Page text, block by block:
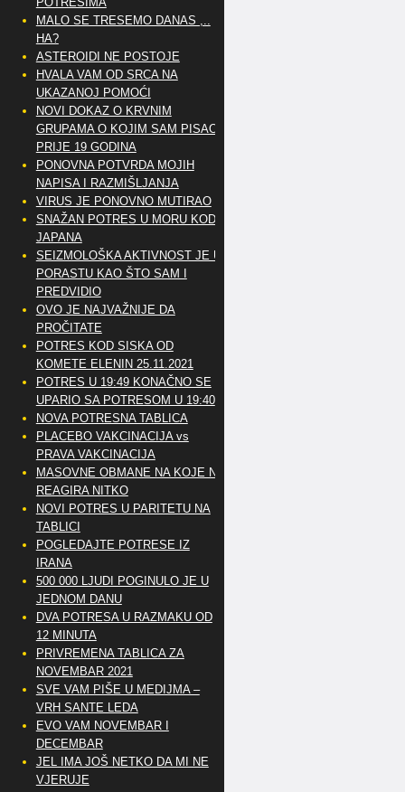
MALO SE TRESEMO DANAS ,..
HA?
ASTEROIDI NE POSTOJE
HVALA VAM OD SRCA NA
UKAZANOJ POMOĆI
NOVI DOKAZ O KRVNIM
GRUPAMA O KOJIM SAM PISAO
PRIJE 19 GODINA
PONOVNA POTVRDA MOJIH
NAPISA I RAZMIŠLJANJA
VIRUS JE PONOVNO MUTIRAO
SNAŽAN POTRES U MORU KOD
JAPANA
SEIZMOLOŠKA AKTIVNOST JE U
PORASTU KAO ŠTO SAM I
PREDVIDIO
OVO JE NAJVAŽNIJE DA
PROČITATE
POTRES KOD SISKA OD
KOMETE ELENIN 25.11.2021
POTRES U 19:49 KONAČNO SE
UPARIO SA POTRESOM U 19:40
NOVA POTRESNA TABLICA
PLACEBO VAKCINACIJA vs
PRAVA VAKCINACIJA
MASOVNE OBMANE NA KOJE NE
REAGIRA NITKO
NOVI POTRES U PARITETU NA
TABLICI
POGLEDAJTE POTRESE IZ
IRANA
500 000 LJUDI POGINULO JE U
JEDNOM DANU
DVA POTRESA U RAZMAKU OD
12 MINUTA
PRIVREMENA TABLICA ZA
NOVEMBAR 2021
SVE VAM PIŠE U MEDIJMA –
VRH SANTE LEDA
EVO VAM NOVEMBAR I
DECEMBAR
JEL IMA JOŠ NETKO DA MI NE
VJERUJE